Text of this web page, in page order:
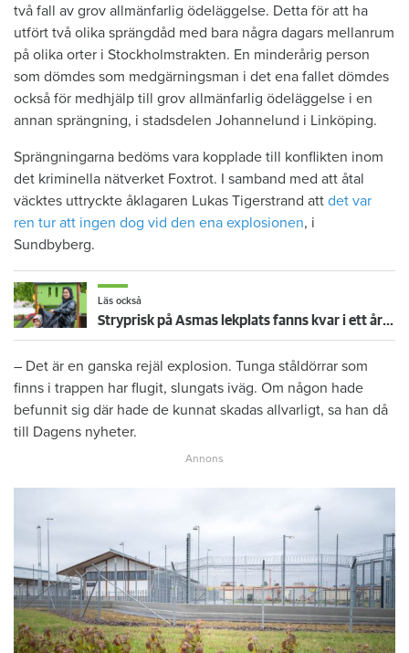
två fall av grov allmänfarlig ödeläggelse. Detta för att ha
utfört två olika sprängdåd med bara några dagars mellanrum
på olika orter i Stockholmstrakten. En minderårig person
som dömdes som medgärningsman i det ena fallet dömdes
också för medhjälp till grov allmänfarlig ödeläggelse i en
annan sprängning, i stadsdelen Johannelund i Linköping.
Sprängningarna bedöms vara kopplade till konflikten inom
det kriminella nätverket Foxtrot. I samband med att åtal
väcktes uttryckte åklagaren Lukas Tigerstrand att det var
ren tur att ingen dog vid den ena explosionen, i
Sundbyberg.
Läs också
Stryprisk på Asmas lekplats fanns kvar i ett år – trots besiktningsmannens larm
– Det är en ganska rejäl explosion. Tunga ståldörrar som
finns i trappen har flugit, slungats iväg. Om någon hade
befunnit sig där hade de kunnat skadas allvarligt, sa han då
till Dagens nyheter.